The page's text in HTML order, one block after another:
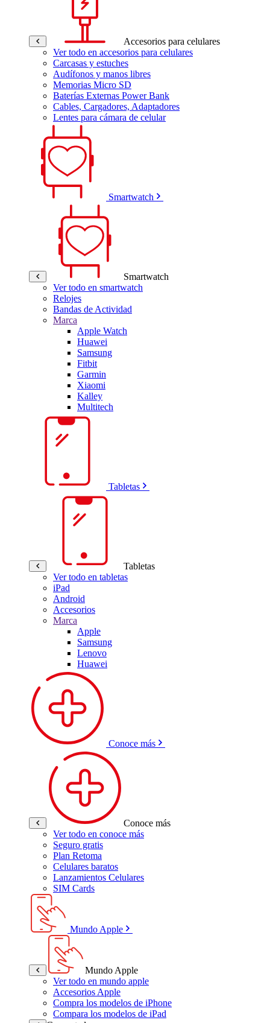
Accesorios para celulares
Ver todo en accesorios para celulares
Carcasas y estuches
Audífonos y manos libres
Memorias Micro SD
Baterías Externas Power Bank
Cables, Cargadores, Adaptadores
Lentes para cámara de celular
Smartwatch
Smartwatch
Ver todo en smartwatch
Relojes
Bandas de Actividad
Marca
Apple Watch
Huawei
Samsung
Fitbit
Garmin
Xiaomi
Kalley
Multitech
Tabletas
Tabletas
Ver todo en tabletas
iPad
Android
Accesorios
Marca
Apple
Samsung
Lenovo
Huawei
Conoce más
Conoce más
Ver todo en conoce más
Seguro gratis
Plan Retoma
Celulares baratos
Lanzamientos Celulares
SIM Cards
Mundo Apple
Mundo Apple
Ver todo en mundo apple
Accesorios Apple
Compra los modelos de iPhone
Compara los modelos de iPad